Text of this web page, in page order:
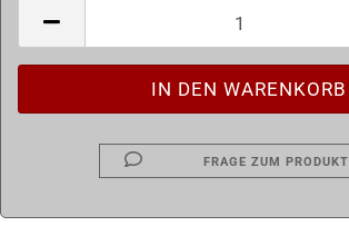
FRAGE ZUM PRODUKT